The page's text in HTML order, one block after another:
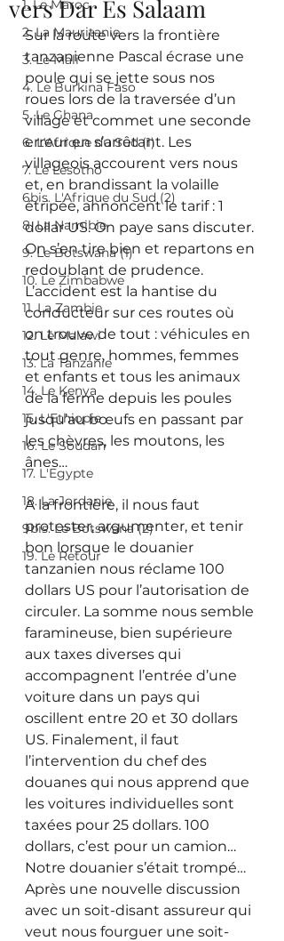
1. Le Maroc
2. La Mauritanie
3. Le Mali
4. Le Burkina Faso
5. Le Ghana
6. L'Afrique du Sud (1)
7. Le Lesotho
6bis. L'Afrique du Sud (2)
8. La Namibie
9. Le Botswana (1)
10. Le Zimbabwe
11. La Zambie
12. Le Malawi
13. La Tanzanie
14. Le Kenya
15. L'Ethiopie
16. Le Soudan
17. L'Egypte
18. La Jordanie
9bis. Le Botswana (2)
19. Le Retour
vers Dar Es Salaam
Sur la route vers la frontière
tanzanienne Pascal écrase une
poule qui se jette sous nos
roues lors de la traversée d’un
village et commet une seconde
erreur en s’arrêtant. Les
villageois accourent vers nous
et, en brandissant la volaille
étripée, annoncent le tarif : 1
dollar US. On paye sans discuter.
On s’en tire bien et repartons en
redoublant de prudence.
L’accident est la hantise du
conducteur sur ces routes où
on trouve de tout : véhicules en
tout genre, hommes, femmes
et enfants et tous les animaux
de la ferme depuis les poules
jusqu’au bœufs en passant par
les chèvres, les moutons, les
ânes…
A la frontière, il nous faut
protester, argumenter, et tenir
bon lorsque le douanier
tanzanien nous réclame 100
dollars US pour l’autorisation de
circuler. La somme nous semble
faramineuse, bien supérieure
aux taxes diverses qui
accompagnent l’entrée d’une
voiture dans un pays qui
oscillent entre 20 et 30 dollars
US. Finalement, il faut
l’intervention du chef des
douanes qui nous apprend que
les voitures individuelles sont
taxées pour 25 dollars. 100
dollars, c’est pour un camion…
Notre douanier s’était trompé…
Après une nouvelle discussion
avec un soit-disant assureur qui
veut nous fourguer une soit-